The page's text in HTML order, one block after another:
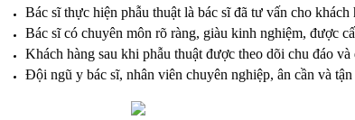
Bác sĩ thực hiện phẫu thuật là bác sĩ đã tư vấn cho khách
Bác sĩ có chuyên môn rõ ràng, giàu kinh nghiệm, được
Khách hàng sau khi phẫu thuật được theo dõi chu đáo
Đội ngũ y bác sĩ, nhân viên chuyên nghiệp, ân cần và